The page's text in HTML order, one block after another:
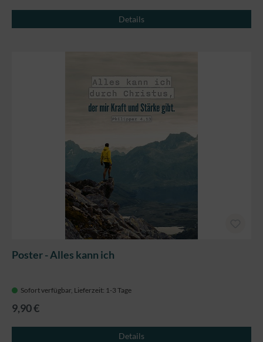
Details
Poster - Alles kann ich
Sofort verfügbar, Lieferzeit: 1-3 Tage
9,90 €
Details